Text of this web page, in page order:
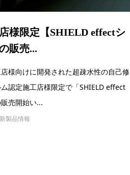
様限定【SHIELD effectシ
販売...
様向けに開発された超疎水性の自己修
認定施工店様限定で「SHIELD effect
売開始い...
新製品情報